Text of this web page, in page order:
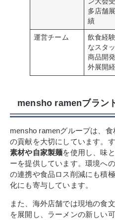
多店舗
績
運営チーム
飲食経
なスタッ
商品開
外展開
mensho ramenブラン
mensho ramenグループは、
の貢献を大切にしています。
素材や自家製麺を使用し、味
ーを提供しています。環境へ
の連携や食品ロス削減にも積
化にも寄与しています。
また、海外店舗では現地の食
を展開し、ラーメンの新しい